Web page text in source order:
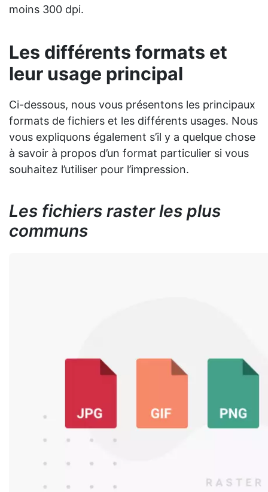
moins 300 dpi.
Les différents formats et
leur usage principal
Ci-dessous, nous vous présentons les principaux
formats de fichiers et les différents usages. Nous
vous expliquons également s’il y a quelque chose
à savoir à propos d’un format particulier si vous
souhaitez l’utiliser pour l’impression.
Les fichiers raster les plus
communs